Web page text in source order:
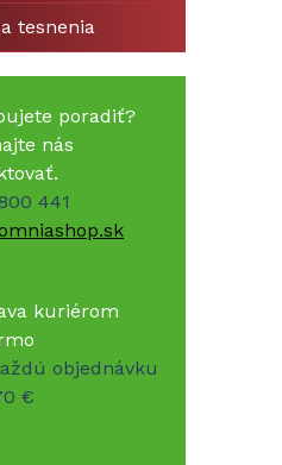
tesnenia
poradiť?
nás
441
kuriérom
objednávku
€